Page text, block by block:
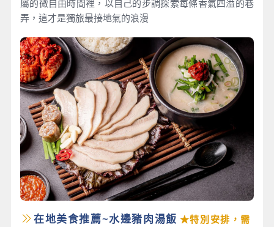
屬的微自由時間裡，以自己的步調探索每條香氣四溢的巷
弄，這才是獨旅最接地氣的浪漫
在地美食推薦~水邊豬肉湯飯 ★特別安排，需